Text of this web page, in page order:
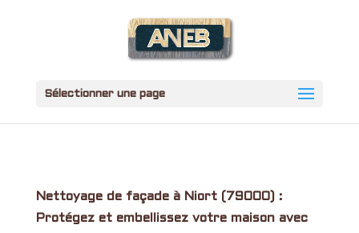
Sélectionner une page
Nettoyage de façade à Niort (79000) :
Protégez et embellissez votre maison avec